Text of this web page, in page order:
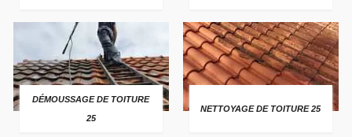
DÉMOUSSAGE DE TOITURE
25
NETTOYAGE DE TOITURE 25